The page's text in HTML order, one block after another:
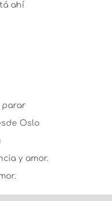
ahí
parar
Oslo
y amor.